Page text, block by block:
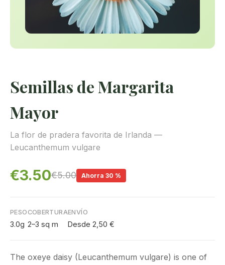
Semillas de Margarita
Mayor
La flor de pradera favorita de Irlanda —
Leucanthemum vulgare
€3.50€5.00 Ahorra 30 %
PESO
3.0g
COBERTURA
2–3 sq m
ENVÍO
Desde 2,50 €
The oxeye daisy (Leucanthemum vulgare) is one of